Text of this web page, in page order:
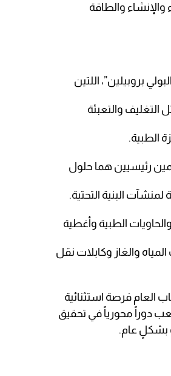
والإنشاء والطاقة
بروبيلين”، اللتين
التغليف والتعبئة
الطبية.
رئيسيين هما حلول
البنية التحتية.
الطبية وأغطية
المياه والغاز وكابلات نقل
العام فرصة استثنائية
دوراً محورياً في تحقيق
بشكلٍ عام.